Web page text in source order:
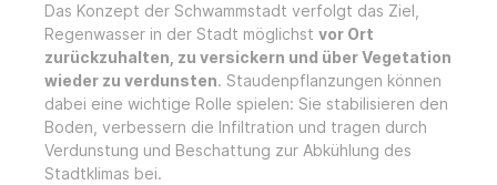
Das Konzept der Schwammstadt verfolgt das Ziel,
Regenwasser in der Stadt möglichst vor Ort
zurückzuhalten, zu versickern und über Vegetation
wieder zu verdunsten. Staudenpflanzungen können
dabei eine wichtige Rolle spielen: Sie stabilisieren den
Boden, verbessern die Infiltration und tragen durch
Verdunstung und Beschattung zur Abkühlung des
Stadtklimas bei.